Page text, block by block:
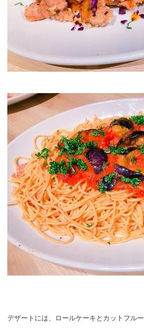
デザートには、ロールケーキとカットフルー